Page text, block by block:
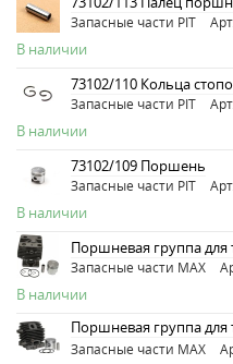
Запасные части PIT Арт.
В наличии
73102/110 Кольца
Запасные части PIT Арт.
В наличии
73102/109 Поршень
Запасные части PIT Арт.
В наличии
Поршневая группа для
Запасные части MAX
В наличии
Поршневая группа для
Запасные части MAX